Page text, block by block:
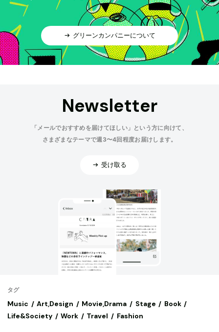
グリーンカンパニーについて
Newsletter
「メールでおすすめを届けてほしい」という方に向けて、
さまざまなテーマで週3〜4回程度お届けします。
受け取る
タグ
Music Art,Design Movie,Drama Stage
Book
Life&Society
Work Travel Fashion